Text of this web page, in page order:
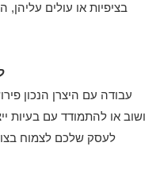
בציפיות או עולים
עבודה עם היצרן הנכון
ושוב או להתמודד עם בעיות
לעסק שלכם לצמוח